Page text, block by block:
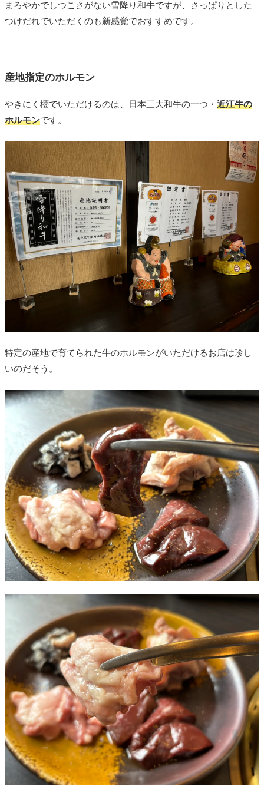
まろやかでしつこさがない雪降り和牛ですが、さっぱりとした
つけだれでいただくのも新感覚でおすすめです。
産地指定のホルモン
やきにく櫻でいただけるのは、日本三大和牛の一つ・ 近江牛の
ホルモンです。
特定の産地で育てられた牛のホルモンがいただけるお店は珍し
いのだそう。